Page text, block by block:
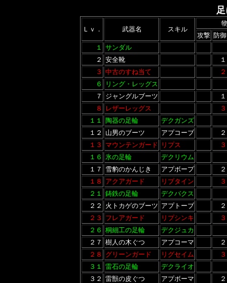
Ｌｖ． 武器名 スキル
攻撃 防御
１ サンダル
２ 安全靴
１
３ 中古のすね当て
２
６
リング・レッグス
７
ジャングルブーツ
１
８
レザーレッグス
３
１１
陶器の足輪
デクガンズ
１２
山男のブーツ アプコーブ
２
１３
マウンテンガード リプス
３
１６ 氷の足輪
デクリウム
１７
雪豹のかんじき アプボープ
２
１８
アクアガード リプタイン
３
２１ 鋳鉄の足輪
デクバクス
２２
火トカゲのブーツ アプトーブ
２
２３
フレアガード リプシンキ
３
２６ 桐細工の足輪
デクジュカ
２７ 樹人の木ぐつ アプコーマ
２
２８
グリーンガード リグセイム
３
３１ 雷石の足輪
デクライオ
３２ 雷獣の皮ぐつ アプボーマ
２